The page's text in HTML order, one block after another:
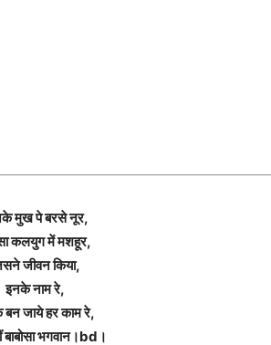
मुख पे बरसे नूर,
कलयुग में मशहूर,
जीवन किया,
इनके नाम रे,
जाये हर काम रे,
भगवान।bd।